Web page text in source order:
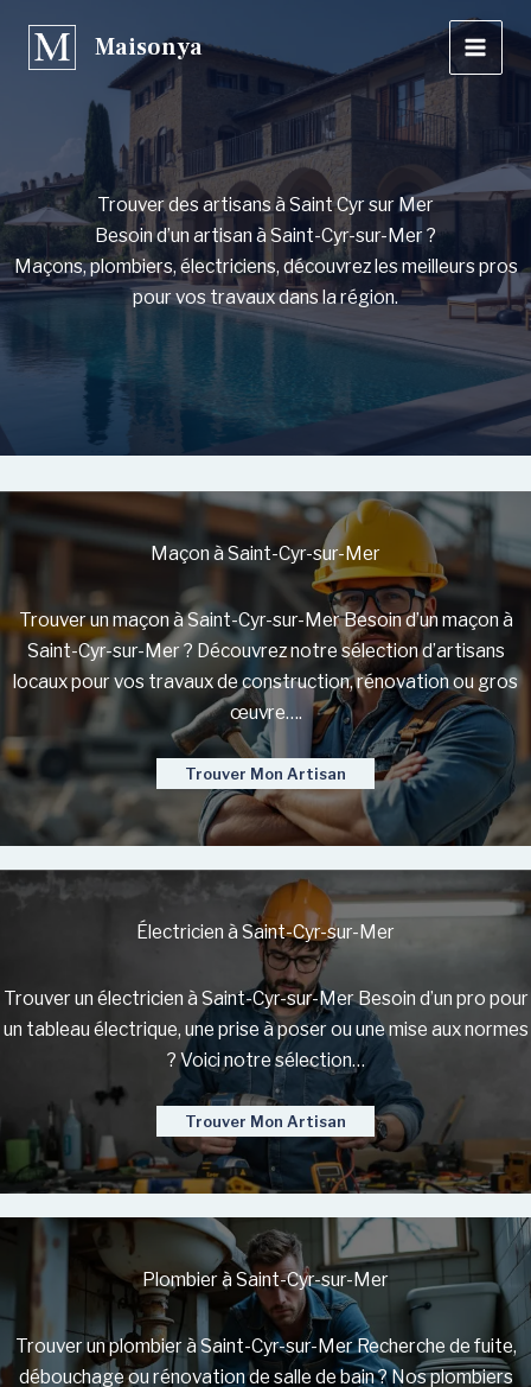
contenu
Maisonya
Trouver des artisans à Saint Cyr sur Mer
Besoin d’un artisan à Saint-Cyr-sur-Mer ?
Maçons, plombiers, électriciens, découvrez les meilleurs pros
pour vos travaux dans la région.
Maçon à Saint-Cyr-sur-Mer
Trouver un maçon à Saint-Cyr-sur-Mer Besoin d’un maçon à
Saint-Cyr-sur-Mer ? Découvrez notre sélection d’artisans
locaux pour vos travaux de construction, rénovation ou gros
œuvre….
Trouver Mon Artisan
Électricien à Saint-Cyr-sur-Mer
Trouver un électricien à Saint-Cyr-sur-Mer Besoin d’un pro pour
un tableau électrique, une prise à poser ou une mise aux normes
? Voici notre sélection…
Trouver Mon Artisan
Plombier à Saint-Cyr-sur-Mer
Trouver un plombier à Saint-Cyr-sur-Mer Recherche de fuite,
débouchage ou rénovation de salle de bain ? Nos plombiers